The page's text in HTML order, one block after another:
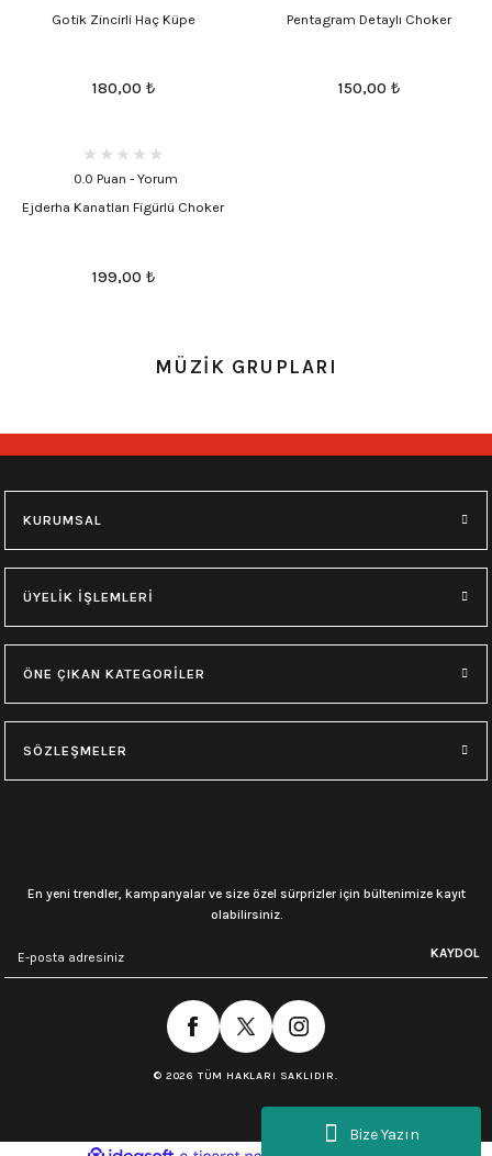
Bize Yazın
Gotik Zincirli Haç Küpe
180,00 ₺
Pentagram Detaylı Choker
150,00 ₺
0.0 Puan - Yorum
Ejderha Kanatları Figürlü Choker
199,00 ₺
MÜZİK GRUPLARI
KURUMSAL
ÜYELİK İŞLEMLERİ
ÖNE ÇIKAN KATEGORİLER
SÖZLEŞMELER
En yeni trendler, kampanyalar ve size özel sürprizler için bültenimize kayıt
olabilirsiniz.
KAYDOL
© 2026 TÜM HAKLARI SAKLIDIR.